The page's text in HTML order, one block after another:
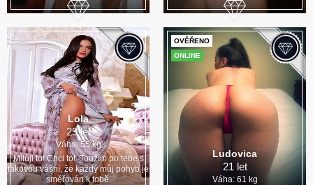
Lola
29 let
Váha: 55 kg
Miluji to! Chci to!. Toužím po tebe s
takovou vášní, že každý můj pohyb je
směřován k tobě.
ONLINE
OVĚŘENO
Ludovica
21 let
Váha: 61 kg